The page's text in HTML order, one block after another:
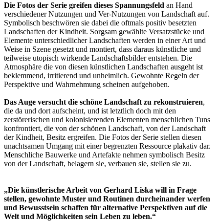
Die Fotos der Serie greifen dieses Spannungsfeld an Hand
verschiedener Nutzungen und Ver-Nutzungen von Landschaft auf.
Symbolisch beschwören sie dabei die oftmals positiv besetzten
Landschaften der Kindheit. Sorgsam gewählte Versatzstücke und
Elemente unterschiedlicher Landschaften werden in einer Art und
Weise in Szene gesetzt und montiert, dass daraus künstliche und
teilweise utopisch wirkende Landschaftsbilder entstehen. Die
Atmosphäre die von diesen künstlichen Landschaften ausgeht ist
beklemmend, irritierend und unheimlich. Gewohnte Regeln der
Perspektive und Wahrnehmung scheinen aufgehoben.
Das Auge versucht die schöne Landschaft zu rekonstruieren,
die da und dort aufscheint, und ist letztlich doch mit den
zerstörerischen und kolonisierenden Elementen menschlichen Tuns
konfrontiert, die von der schönen Landschaft, von der Landschaft
der Kindheit, Besitz ergreifen. Die Fotos der Serie stellen diesen
unachtsamen Umgang mit einer begrenzten Ressource plakativ dar.
Menschliche Bauwerke und Artefakte nehmen symbolisch Besitz
von der Landschaft, belagern sie, verbauen sie, stellen sie zu.
„Die künstlerische Arbeit von Gerhard Liska will in Frage
stellen, gewohnte Muster und Routinen durcheinander werfen
und Bewusstsein schaffen für alternative Perspektiven auf die
Welt und Möglichkeiten sein Leben zu leben.“